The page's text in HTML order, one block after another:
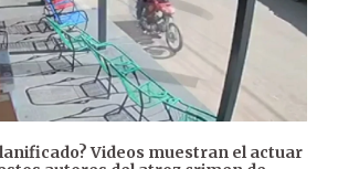
Videos muestran el actuar